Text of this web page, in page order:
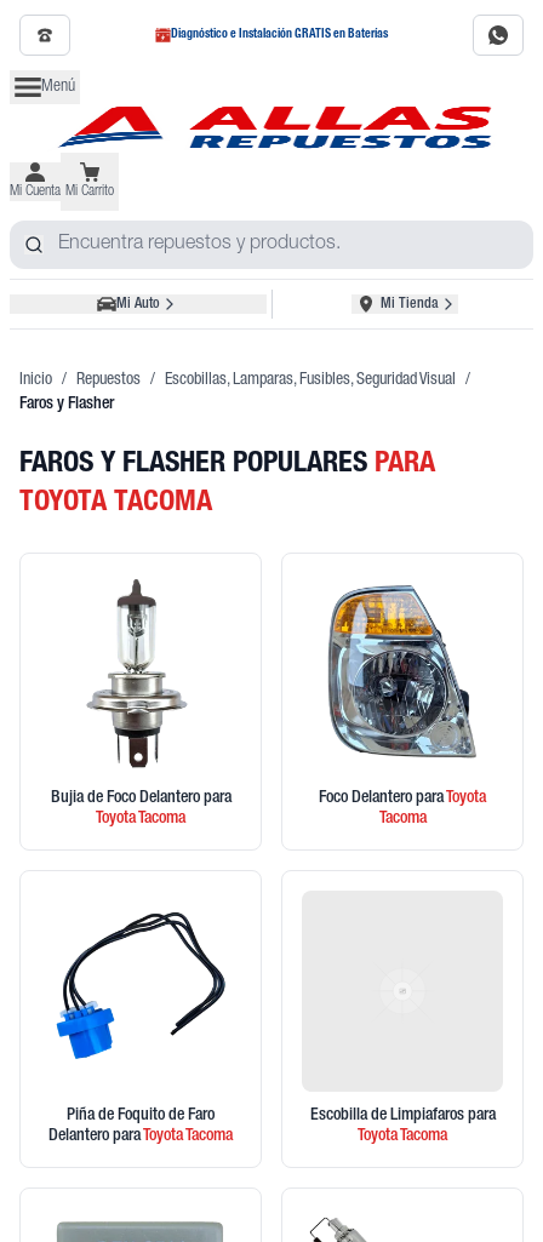
Diagnóstico e Instalación GRATIS en Baterías
Menú
Mi Cuenta Mi Carrito
Mi Auto Mi Tienda
Inicio / Repuestos / Escobillas, Lamparas, Fusibles, Seguridad Visual
/
Faros y Flasher
FAROS Y FLASHER POPULARES PARA
TOYOTA TACOMA
Bujia de Foco Delantero para
ToyotaTacoma
Foco Delantero para Toyota
Tacoma
Piña de Foquito de Faro
Delantero para ToyotaTacoma
Escobilla de Limpiafaros para
ToyotaTacoma